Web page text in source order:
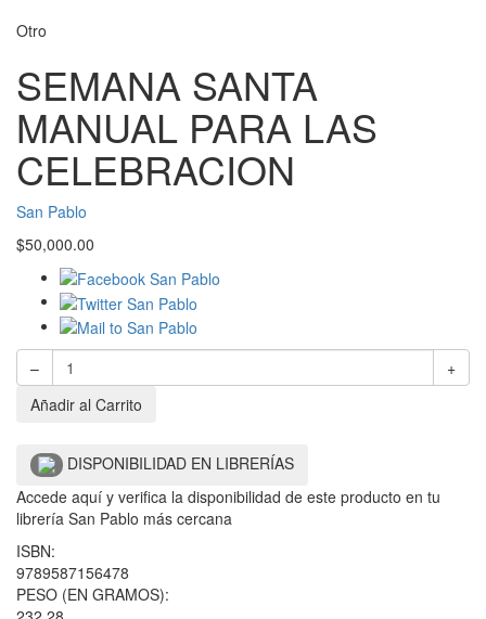
Otro
SEMANA SANTA
MANUAL PARA LAS
CELEBRACION
San Pablo
$50,000.00
–
+
Añadir al Carrito
DISPONIBILIDAD EN LIBRERÍAS
Accede aquí y verifica la disponibilidad de este producto en tu
librería San Pablo más cercana
ISBN:
9789587156478
PESO (EN GRAMOS):